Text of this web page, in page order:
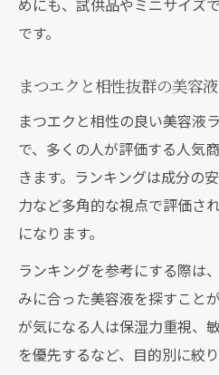
めにも、試供品やミニサイズ
です。
まつエクと相性抜群の美容
まつエクと相性の良い美容液
で、多くの人が評価する人気
きます。ランキングは成分の
力など多角的な視点で評価さ
になります。
ランキングを参考にする際は
みに合った美容液を探すこと
が気になる人は保湿力重視、
を優先するなど、目的別に絞